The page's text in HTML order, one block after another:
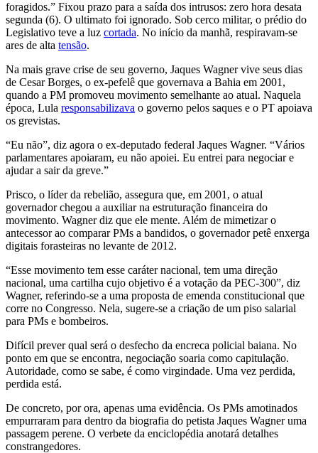
foragidos.” Fixou prazo para a saída dos intrusos: zero hora desata
segunda (6). O ultimato foi ignorado. Sob cerco militar, o prédio do
Legislativo teve a luz cortada. No início da manhã, respiravam-se
ares de alta tensão.
Na mais grave crise de seu governo, Jaques Wagner vive seus dias
de Cesar Borges, o ex-pefelê que governava a Bahia em 2001,
quando a PM promoveu movimento semelhante ao atual. Naquela
época, Lula responsabilizava o governo pelos saques e o PT apoiava
os grevistas.
“Eu não”, diz agora o ex-deputado federal Jaques Wagner. “Vários
parlamentares apoiaram, eu não apoiei. Eu entrei para negociar e
ajudar a sair da greve.”
Prisco, o líder da rebelião, assegura que, em 2001, o atual
governador chegou a auxiliar na estruturação financeira do
movimento. Wagner diz que ele mente. Além de mimetizar o
antecessor ao comparar PMs a bandidos, o governador petê enxerga
digitais forasteiras no levante de 2012.
“Esse movimento tem esse caráter nacional, tem uma direção
nacional, uma cartilha cujo objetivo é a votação da PEC-300”, diz
Wagner, referindo-se a uma proposta de emenda constitucional que
corre no Congresso. Nela, sugere-se a criação de um piso salarial
para PMs e bombeiros.
Difícil prever qual será o desfecho da encreca policial baiana. No
ponto em que se encontra, negociação soaria como capitulação.
Autoridade, como se sabe, é como virgindade. Uma vez perdida,
perdida está.
De concreto, por ora, apenas uma evidência. Os PMs amotinados
empurraram para dentro da biografia do petista Jaques Wagner uma
passagem perene. O verbete da enciclopédia anotará detalhes
constrangedores.